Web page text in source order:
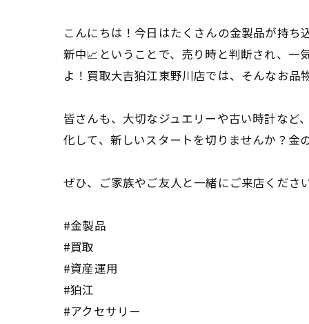
こんにちは！今日はたくさんの金製品が持
新中📈ということで、売り時と判断され、一
よ！買取大吉狛江東野川店では、そんなお
皆さんも、大切なジュエリーや古い時計など
化して、新しいスタートを切りませんか？金
ぜひ、ご家族やご友人と一緒にご来店くださ
#金製品
#買取
#資産運用
#狛江
#アクセサリー